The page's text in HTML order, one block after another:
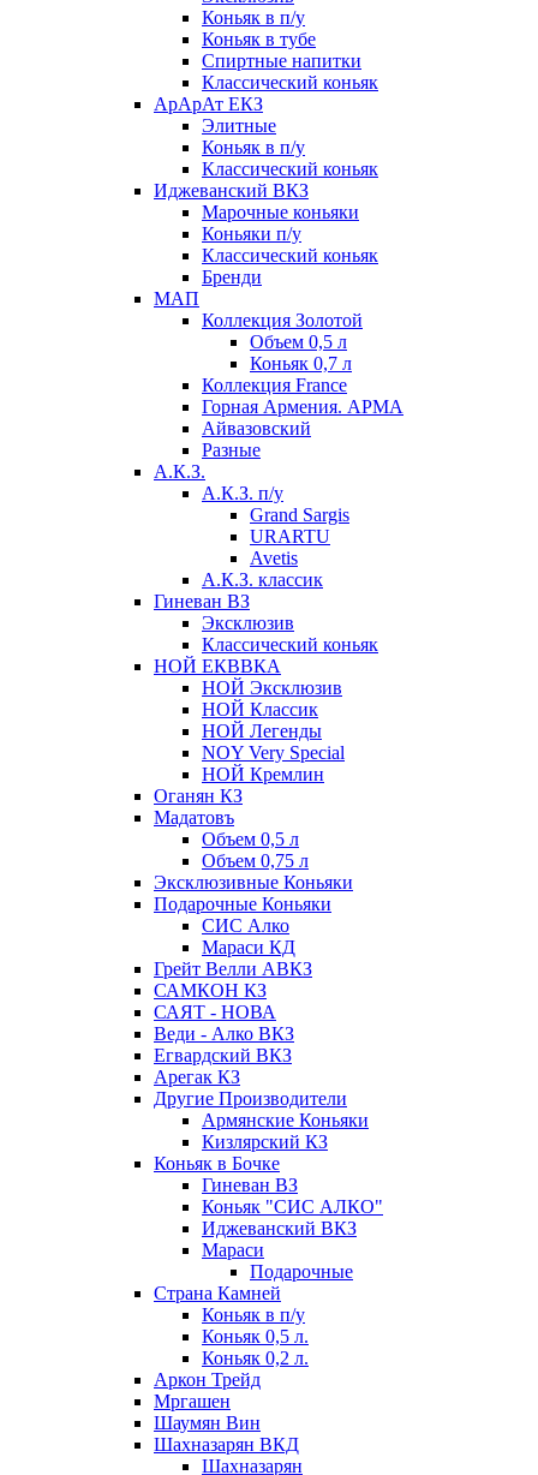
Коньяк в п/у
Коньяк в тубе
Спиртные напитки
Классический коньяк
АрАрАт ЕКЗ
Элитные
Коньяк в п/у
Классический коньяк
Иджеванский ВКЗ
Марочные коньяки
Коньяки п/у
Классический коньяк
Бренди
МАП
Коллекция Золотой
Объем 0,5 л
Коньяк 0,7 л
Коллекция France
Горная Армения. АРМА
Айвазовский
Разные
А.К.З.
А.К.З. п/у
Grand Sargis
URARTU
Avetis
А.К.З. классик
Гиневан ВЗ
Эксклюзив
Классический коньяк
НОЙ ЕКВВКА
НОЙ Эксклюзив
НОЙ Классик
НОЙ Легенды
NOY Very Speсial
НОЙ Кремлин
Оганян КЗ
Мадатовъ
Объем 0,5 л
Объем 0,75 л
Эксклюзивные Коньяки
Подарочные Коньяки
СИС Алко
Мараси КД
Грейт Велли АВКЗ
САМКОН КЗ
САЯТ - НОВА
Веди - Алко ВКЗ
Егвардский ВКЗ
Арегак КЗ
Другие Производители
Армянские Коньяки
Кизлярский КЗ
Коньяк в Бочке
Гиневан ВЗ
Коньяк "СИС АЛКО"
Иджеванский ВКЗ
Мараси
Подарочные
Страна Камней
Коньяк в п/у
Коньяк 0,5 л.
Коньяк 0,2 л.
Аркон Трейд
Мргашен
Шаумян Вин
Шахназарян ВКД
Шахназарян